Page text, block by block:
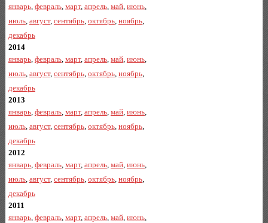
январь, февраль, март, апрель, май, июнь,
июль, август, сентябрь, октябрь, ноябрь,
декабрь
2014
январь, февраль, март, апрель, май, июнь,
июль, август, сентябрь, октябрь, ноябрь,
декабрь
2013
январь, февраль, март, апрель, май, июнь,
июль, август, сентябрь, октябрь, ноябрь,
декабрь
2012
январь, февраль, март, апрель, май, июнь,
июль, август, сентябрь, октябрь, ноябрь,
декабрь
2011
январь, февраль, март, апрель, май, июнь,